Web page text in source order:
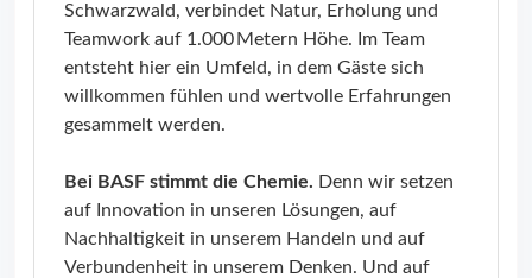
Schwarzwald, verbindet Natur, Erholung und
Teamwork auf 1.000 Metern Höhe. Im Team
entsteht hier ein Umfeld, in dem Gäste sich
willkommen fühlen und wertvolle Erfahrungen
gesammelt werden.
Bei BASF stimmt die Chemie. Denn wir setzen
auf Innovation in unseren Lösungen, auf
Nachhaltigkeit in unserem Handeln und auf
Verbundenheit in unserem Denken. Und auf